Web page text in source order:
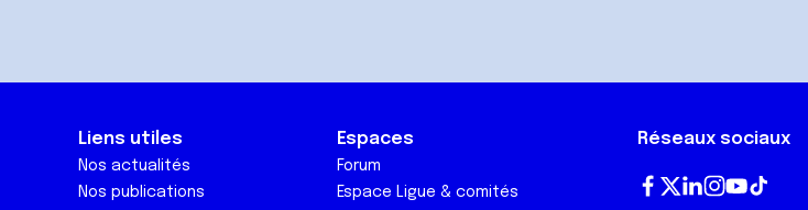
Liens utiles
Nos actualités
Nos publications
Espaces
Forum
Espace Ligue & comités
Réseaux sociaux